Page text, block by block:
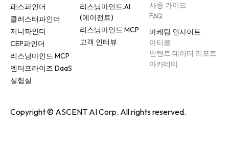
패스파인더
클러스터파인더
저니파인더
CEP파인더
리스닝마인드 MCP
엔터프라이즈 DaaS
실험실
리스닝마인드.AI
(에이전트)
리스닝마인드 MCP
고객 인터뷰
사용 가이드
FAQ
마케팅 인사이트
아티클
인텐트 데이터 리포트
아카데미
Copyright © ASCENT AI Corp. All rights reserved.